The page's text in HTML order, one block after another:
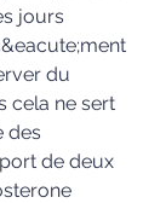
jours
du
cela ne sert
des
de deux